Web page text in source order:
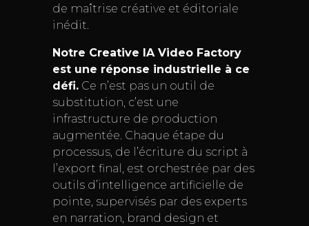
de maîtrise créative et éditoriale
inédit.
Notre Creative IA Video Factory
est une réponse industrielle à ce
défi.Ce n’est pas un outil de
substitution, c’est une
infrastructure de production
augmentée. Chaque étape du
processus, de l’écriture du script à
l’export final, est orchestrée par des
outils d’intelligence artificielle de
pointe, supervisés par des experts
en narration, brand design et